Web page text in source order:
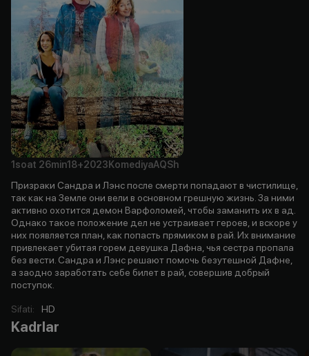
1soat 26min18+2023 KomediyaAQSh
Призраки Сандра и Лэнс после смерти попадают в чистилище,
так как на Земле они вели в основном грешную жизнь. За ними
активно охотится демон Варфоломей, чтобы заманить их в ад.
Однако такое положение дел не устраивает героев, и вскоре у
них появляется план, как попасть прямиком в рай. Их внимание
привлекает убитая горем девушка Дафна, чья сестра пропала
без вести. Сандра и Лэнс решают помочь безутешной Дафне,
а заодно заработать себе билет в рай, совершив добрый
поступок.
Sifati: HD
Kadrlar